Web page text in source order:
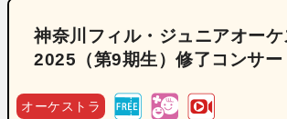
神奈川フィル・ジュニアオーケ
2025（第9期生）修了コンサー
オーケストラ